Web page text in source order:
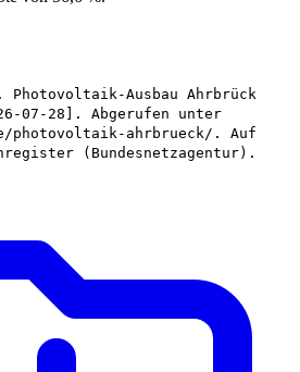
Photovoltaik-Ausbau Ahrbrück
07-28]. Abgerufen unter
photovoltaik-ahrbrueck/. Auf
(Bundesnetzagentur).